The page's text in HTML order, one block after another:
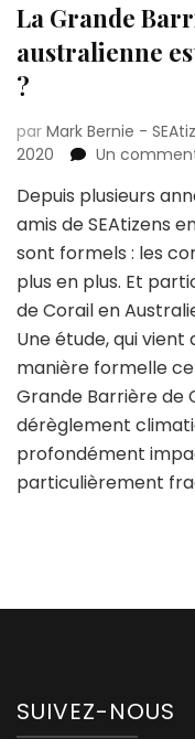
La Grande
australienne
?
par Mark Bernie -
2020
Un
Depuis plusieurs
amis de SEAtizens
sont formels : les
plus en plus. Et
de Corail en
Une étude, qui
manière formelle
Grande Barrière de
dérèglement
profondément
particulièrement
SUIVEZ-NOUS